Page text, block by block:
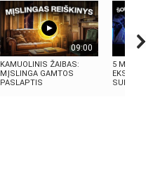
09:00
KAMUOLINIS ŽAIBAS:
MĮSLINGA GAMTOS
PASLAPTIS
5
SUKRĖTĖ